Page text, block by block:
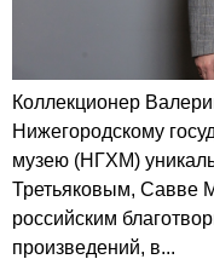
Коллекционер
Нижегородскому
музею (НГХМ)
Третьяковым, Савве
российским
произведений, в...